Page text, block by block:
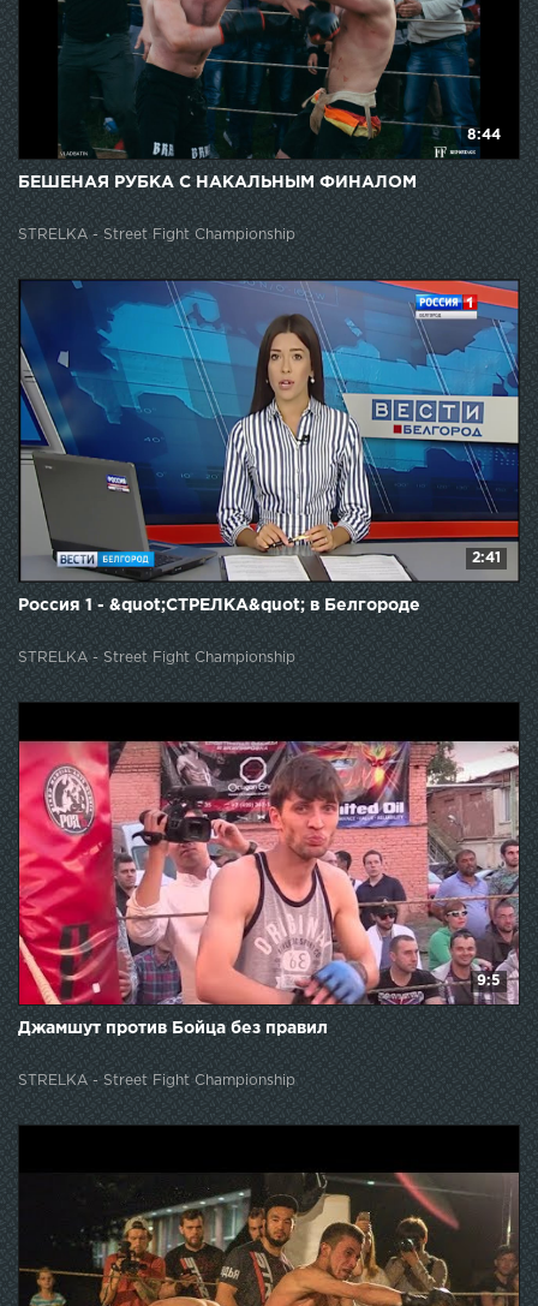
8:44
БЕШЕНАЯ РУБКА С НАКАЛЬНЫМ ФИНАЛОМ
STRELKA - Street Fight Championship
2:41
Россия 1 - &quot;СТРЕЛКА&quot; в Белгороде
STRELKA - Street Fight Championship
9:5
Джамшут против Бойца без правил
STRELKA - Street Fight Championship